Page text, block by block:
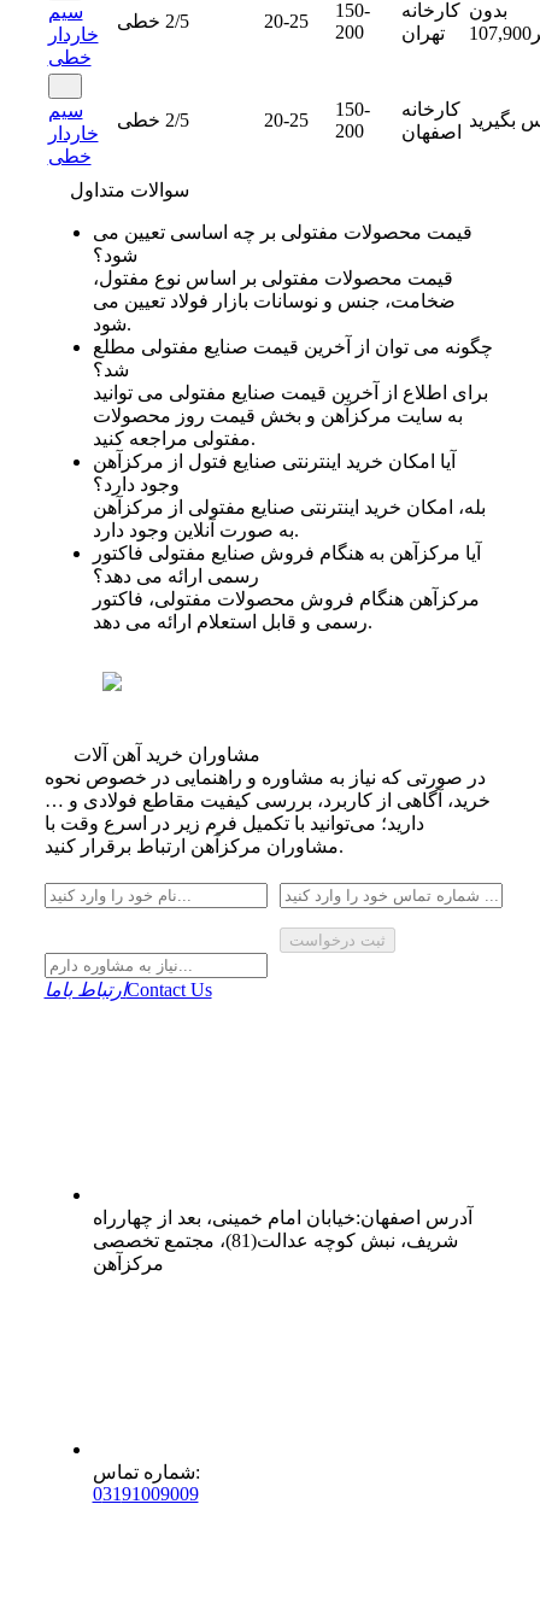
سیم
خاردار
خطی
خطی 2/5 20-25
150-
200
کارخانه
تهران
بدون
107,900
سیم
خاردار
خطی
خطی 2/5 20-25
150-
200
کارخانه
اصفهان
بگیرید
سوالات متداول
قیمت محصولات مفتولی بر چه اساسی تعیین می‌
شود؟
قیمت محصولات مفتولی بر اساس نوع مفتول،
ضخامت، جنس و نوسانات بازار فولاد تعیین می‌
شود.
چگونه می‌ توان از آخرین قیمت‌ صنایع مفتولی مطلع
شد؟
برای اطلاع از آخرین قیمت صنایع مفتولی می‌ توانید
به سایت مرکزآهن و بخش قیمت روز محصولات
مفتولی مراجعه کنید.
آیا امکان خرید اینترنتی صنایع فتول از مرکزآهن
وجود دارد؟
بله، امکان خرید اینترنتی صنایع مفتولی از مرکزآهن
به‌ صورت آنلاین وجود دارد.
آیا مرکزآهن به هنگام فروش صنایع مفتولی فاکتور
رسمی ارائه می دهد؟
مرکزآهن هنگام فروش محصولات مفتولی، فاکتور
رسمی و قابل استعلام ارائه می‌ دهد.
مشاوران خرید آهن آلات
در صورتی که نیاز به مشاوره و راهنمایی در خصوص نحوه
خرید، آگاهی از کاربرد، بررسی کیفیت مقاطع فولادی و …
دارید؛ می‌توانید با تکمیل فرم زیر در اسرع وقت با
مشاوران مرکزآهن ارتباط برقرار کنید.
ثبت درخواست
ارتباط باماContact Us
آدرس اصفهان:خیابان امام خمینی، بعد از چهارراه
شریف، نبش کوچه عدالت(81)، مجتمع تخصصی
مرکزآهن
شماره تماس:
03191009009